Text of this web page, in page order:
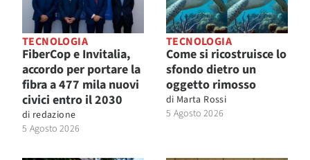
TECNOLOGIA
FiberCop e Invitalia,
accordo per portare la
fibra a 477 mila nuovi
civici entro il 2030
di redazione
5 Agosto 2026
TECNOLOGIA
Come si ricostruisce lo
sfondo dietro un
oggetto rimosso
di Marta Rossi
5 Agosto 2026